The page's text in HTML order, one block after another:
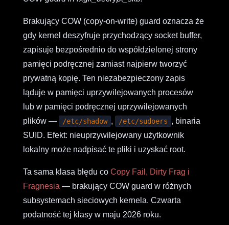
Brakujący COW (copy-on-write) guard oznacza że
gdy kernel deszyfruje przychodzący socket buffer,
zapisuje bezpośrednio do współdzielonej strony
pamięci podręcznej zamiast najpierw tworzyć
prywatną kopię. Ten niezabezpieczony zapis
ląduje w pamięci uprzywilejowanych procesów
lub w pamięci podręcznej uprzywilejowanych
plików —
/etc/shadow , /etc/sudoers , binaria
SUID. Efekt: nieuprzywilejowany użytkownik
lokalny może nadpisać te pliki i uzyskać root.
Ta sama klasa błędu co Copy Fail, Dirty Frag i
Fragnesia — brakujący COW guard w różnych
subsystemach sieciowych kernela. Czwarta
podatność tej klasy w maju 2026 roku.